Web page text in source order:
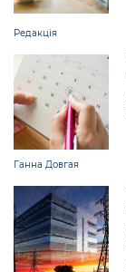
Редакція
Ганна Довгая